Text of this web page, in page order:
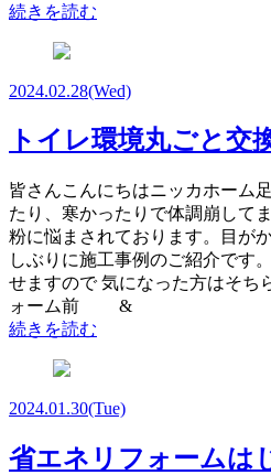
続きを読む
2024.02.28(Wed)
トイレ環境丸ごと交
皆さんこんにちはニッカホーム
たり、寒かったりで体調崩して
粉に悩まされております。目が
しぶりに施工事例のご紹介です
せますので 気になった方はそ
ォーム前 &
続きを読む
2024.01.30(Tue)
省エネリフォームは